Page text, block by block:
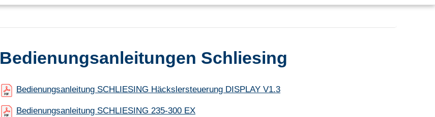
Bedienungsanleitungen Schliesing
Bedienungsanleitung SCHLIESING Häckslersteuerung DISPLAY V1.3
Bedienungsanleitung SCHLIESING 235-300 EX